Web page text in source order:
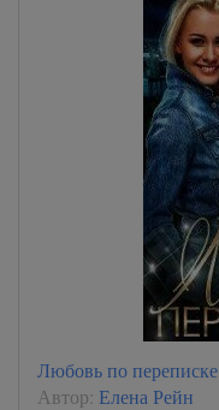
Любовь по переписке
Автор: Елена Рейн